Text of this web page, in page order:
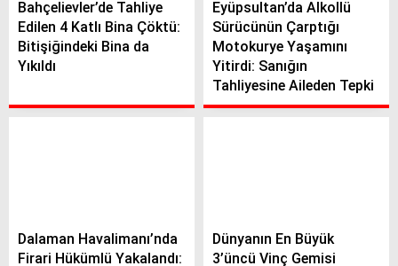
Bahçelievler’de Tahliye
Edilen 4 Katlı Bina Çöktü:
Bitişiğindeki Bina da
Yıkıldı
Eyüpsultan’da Alkollü
Sürücünün Çarptığı
Motokurye Yaşamını
Yitirdi: Sanığın
Tahliyesine Aileden Tepki
Dalaman Havalimanı’nda
Firari Hükümlü Yakalandı:
Dünyanın En Büyük
3’üncü Vinç Gemisi